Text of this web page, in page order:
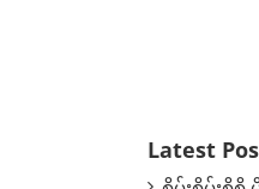
Latest